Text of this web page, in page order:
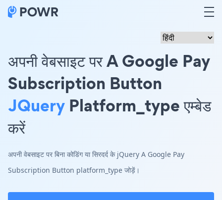
अपनी वेबसाइट पर A Google Pay
Subscription Button
JQuery Platform_type एम्बेड
करें
अपनी वेबसाइट पर बिना कोडिंग या सिरदर्द के jQuery A Google Pay
Subscription Button platform_type जोड़ें।